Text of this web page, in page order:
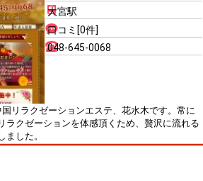
大宮駅
口コミ[0件]
048-645-0068
リラクゼーションエステ、花水木です。常に
ラクゼーションを体感頂くため、贅沢に流れる
ました。